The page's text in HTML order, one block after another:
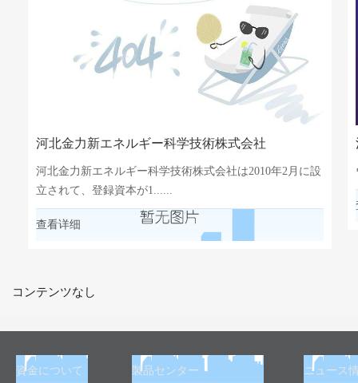
河北金力新エネルギー科学技術株式会社
河北金力新エネルギー科学技術株式会社は2010年2月に設
立されて、登録資本が1......
查看详细
コンテンツなし
資金について 製品センター ニュース